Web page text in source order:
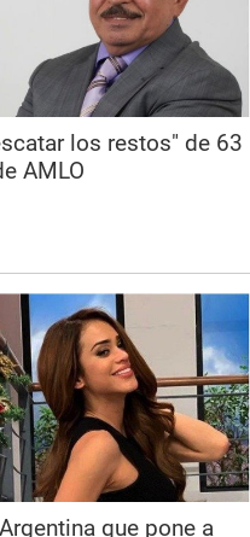
los restos" de 63
AMLO
que pone a